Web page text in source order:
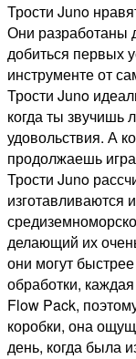
Трости Juno
Они разработаны
добиться первых
инструменте от
Трости Juno
когда ты звучишь
удовольствия. А
продолжаешь
Трости Juno
изготавливаются
делающий их
они могут
обработки,
Flow Pack,
коробки, она
день, когда была